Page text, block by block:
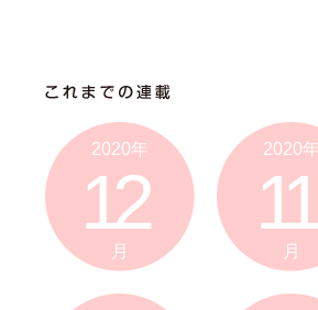
2020年
12
月
2020
11
月